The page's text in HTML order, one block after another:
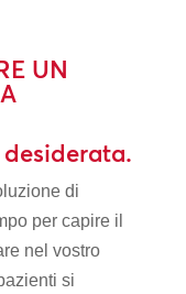
UN
desiderata.
di
per capire il
nel vostro
si